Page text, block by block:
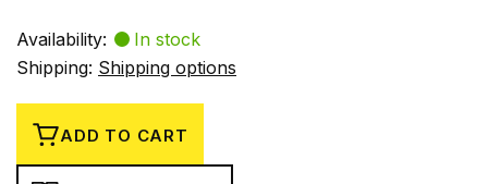
Availability:
In stock
Shipping: Shipping options
ADD TO CART